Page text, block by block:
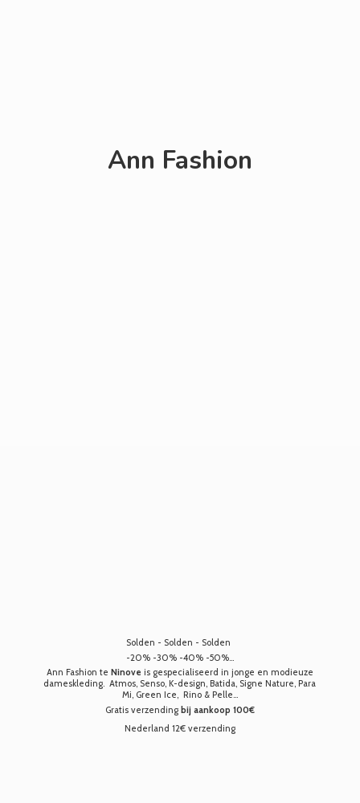
Ann Fashion
Solden - Solden - Solden
-20% -30% -40% -50%...
Ann Fashion te Ninove is gespecialiseerd in jonge en modieuze
dameskleding. Atmos, Senso, K-design, Batida, Signe Nature, Para
Mi, Green Ice, Rino & Pelle...
Gratis verzending bij aankoop 100€
Nederland 12€ verzending